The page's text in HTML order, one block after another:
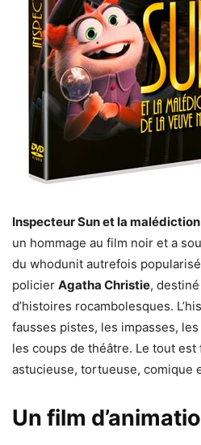
Inspecteur Sun et la
un hommage au film noir et a
du whodunit autrefois
policier Agatha Christie,
d’histoires rocambolesques.
fausses pistes, les impasses,
les coups de théâtre. Le tout
astucieuse, tortueuse, comique
Un film